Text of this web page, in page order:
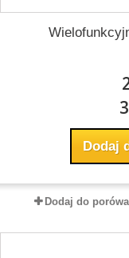
Dodaj
Dodaj do